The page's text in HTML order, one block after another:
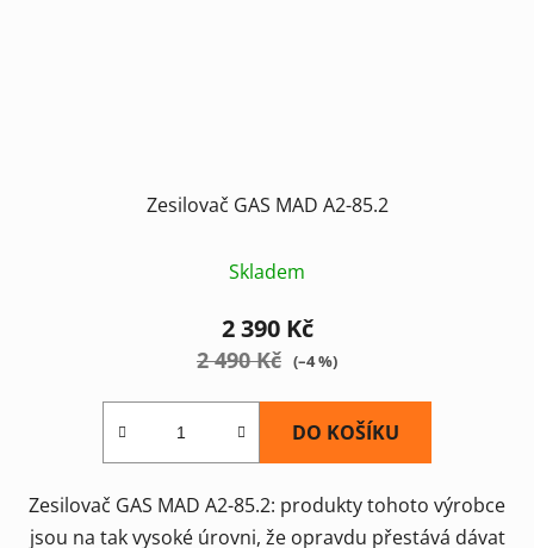
Zesilovač GAS MAD A2-85.2
hodnocení
produktu
je
Skladem
2 390 Kč
2 490 Kč (–4 %)
DO KOŠÍKU
Zesilovač GAS MAD A2-85.2: produkty tohoto výrobce
jsou na tak vysoké úrovni, že opravdu přestává dávat